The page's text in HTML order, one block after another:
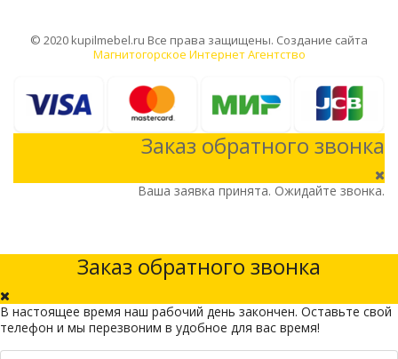
© 2020 kupilmebel.ru Все права защищены. Создание сайта
Магнитогорское Интернет Агентство
Заказ обратного звонка
Ваша заявка принята. Ожидайте звонка.
Заказ обратного звонка
В настоящее время наш рабочий день закончен. Оставьте свой
телефон и мы перезвоним в удобное для вас время!